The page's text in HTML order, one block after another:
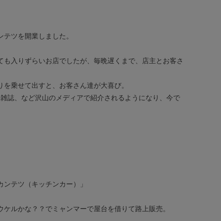
ツを開業しました。
入りずらいお店でしたが、毎晩遅くまで、店主とお客さ
乗せて出すと、お客さん達が大喜び。
誌、など沢山のメディアで紹介されるようになり、今で
テツ（キッチンカー）」
ルかな？？でミャンマーで屋台を借りて路上販売。